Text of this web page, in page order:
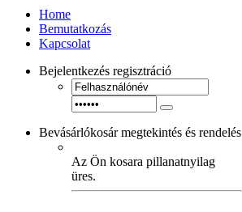
Home
Bemutatkozás
Kapcsolat
Bejelentkezés regisztráció
Bevásárlókosár megtekintés és rendelés
Az Ön kosara pillanatnyilag
üres.